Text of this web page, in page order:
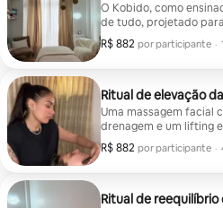
O Kobido, como
de tudo, projetado
benefício mais célebre
preservar a beleza do
ajuda a combater os
R$ 882 por participante
R$ 882 por participante
, ·
Ritual de elevação
Uma massagem facial
drenagem e um lifting
R$ 882 por participante
R$ 882 por participante
, ·
Ritual de reequilíbrio